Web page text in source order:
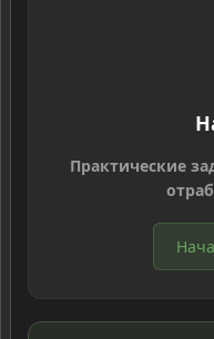
Практические